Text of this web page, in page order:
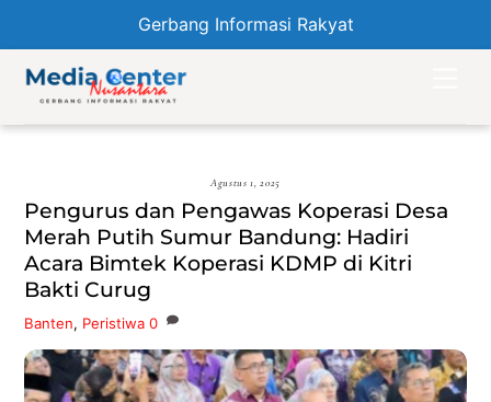
Gerbang Informasi Rakyat
content
Agustus 1, 2025
Pengurus dan Pengawas Koperasi Desa
Merah Putih Sumur Bandung: Hadiri
Acara Bimtek Koperasi KDMP di Kitri
Bakti Curug
Banten, Peristiwa 0